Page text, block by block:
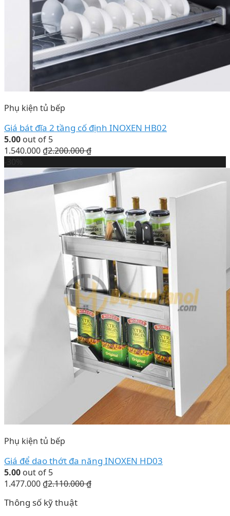
Phụ kiện tủ bếp
Giá bát đĩa 2 tầng cố định INOXEN HB02
5.00 out of 5
1.540.000 ₫2.200.000₫
Phụ kiện tủ bếp
Giá để dao thớt đa năng INOXEN HD03
5.00 out of 5
1.477.000 ₫2.110.000₫
Thông số kỹ thuật